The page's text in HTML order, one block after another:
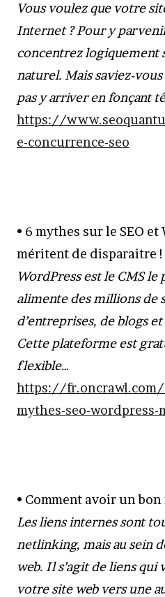
Vous voulez que votre
Internet ? Pour y
concentrez logiquement
naturel. Mais saviez-
pas y arriver en fonçant
https://
e-concurrence-seo
• 6 mythes sur le SEO et
méritent de disparaitre !
WordPress est le CMS
alimente des millions de
d’entreprises, de blogs
Cette plateforme est
flexible…
https://fr.oncrawl.com/
mythes-seo-
• Comment avoir un
Les liens internes sont
netlinking, mais au sein
web. Il s’agit de liens qui
votre site web vers une